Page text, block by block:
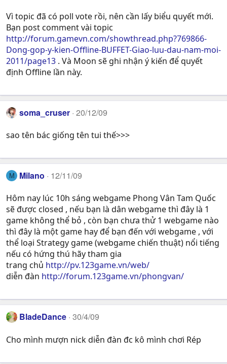
Vì topic đã có poll vote rồi, nên cần lấy biểu quyết mới.
Bạn post comment vài topic
http://forum.gamevn.com/showthread.php?769866-
Dong-gop-y-kien-Offline-BUFFET-Giao-luu-dau-nam-moi-
2011/page13 . Và Moon sẽ ghi nhận ý kiến để quyết
định Offline lần này.
soma_cruser 20/12/09
sao tên bác giống tên tui thế>>>
M Milano 12/11/09
Hôm nay lúc 10h sáng webgame Phong Vân Tam Quốc
sẽ được closed , nếu bạn là dân webgame thì đây là 1
game không thể bỏ , còn bạn chưa thử 1 webgame nào
thì đây là một game hay để bạn đến với webgame , với
thể loại Strategy game (webgame chiến thuật) nổi tiếng
nếu có hứng thú hãy tham gia
trang chủ http://pv.123game.vn/web/
diễn đàn http://forum.123game.vn/phongvan/
BladeDance 30/4/09
Cho mình mượn nick diễn đàn đc kô mình chơi Rép